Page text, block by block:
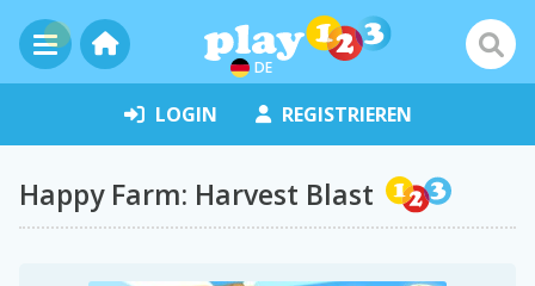
DE
LOGIN REGISTRIEREN
Happy Farm: Harvest Blast